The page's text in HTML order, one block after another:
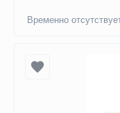
Временно